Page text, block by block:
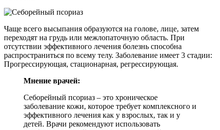
Чаще всего высыпания образуются на голове, лице, затем
переходят на грудь или межлопаточную область. При
отсутствии эффективного лечения болезнь способна
распространиться по всему телу. Заболевание имеет 3 стадии:
Прогрессирующая, стационарная, регрессирующая.
Мнение врачей:
Себорейный псориаз – это хроническое
заболевание кожи, которое требует комплексного и
эффективного лечения как у взрослых, так и у
детей. Врачи рекомендуют использовать